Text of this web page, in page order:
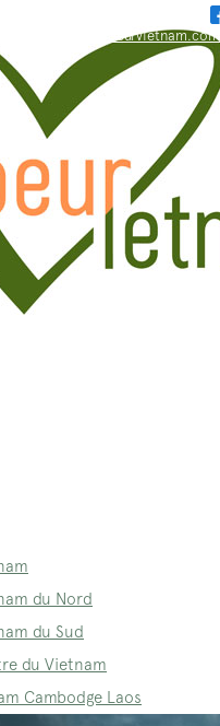
bonjour@aucoeurvietnam.com
du Nord
du Sud
du Vietnam
Cambodge Laos